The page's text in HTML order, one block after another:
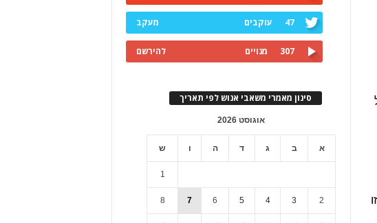
47 עוקבים מעקב
307 מנויים להירשם
סינון מאמרי משאבי אנוש לפי תאריך
אוגוסט 2026
א ב ג ד ה ו ש
1
2
3
4
5
6
7
8